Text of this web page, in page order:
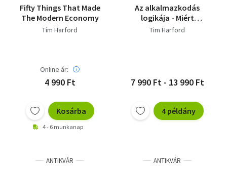
Fifty Things That Made
The Modern Economy
Tim Harford
Online ár:
4 990 Ft
Kosárba
4 - 6 munkanap
Az alkalmazkodás
logikája - Miért
kezdődik a siker
Tim Harford
7 990 Ft - 13 990 Ft
4 példány
ANTIKVÁR ANTIKVÁR